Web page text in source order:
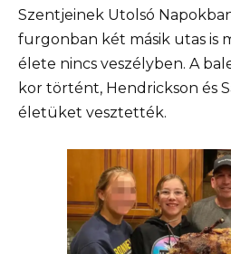
Szentjeinek Utolsó
furgonban két másik utas is
élete nincs veszélyben. A
kor történt, Hendrickson és
életüket vesztették.